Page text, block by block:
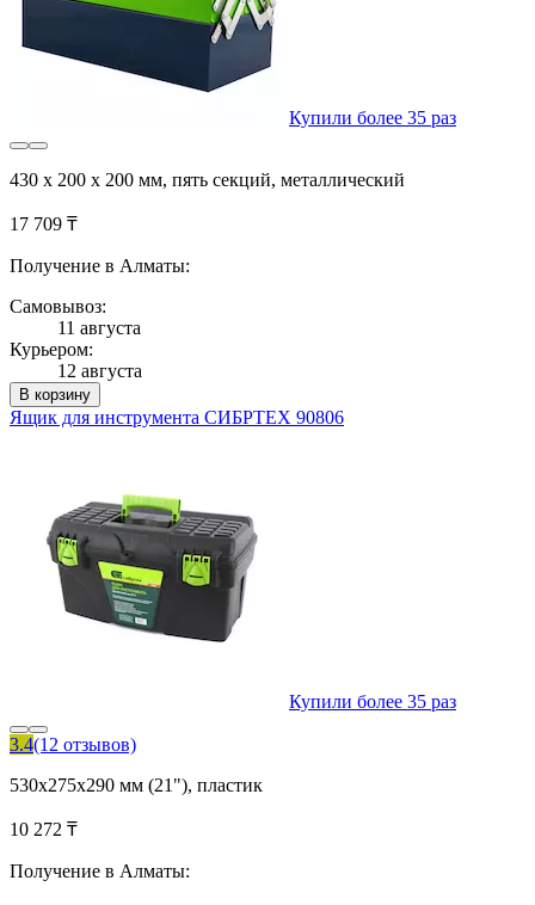
Купили более 35 раз
430 х 200 х 200 мм, пять секций, металлический
17 709 ₸
Получение в Алматы:
Самовывоз:
11 августа
Курьером:
12 августа
В корзину
Ящик для инструмента СИБРТЕХ 90806
Купили более 35 раз
3.4(12 отзывов)
530х275х290 мм (21"), пластик
10 272 ₸
Получение в Алматы: